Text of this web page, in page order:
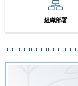
組織部署